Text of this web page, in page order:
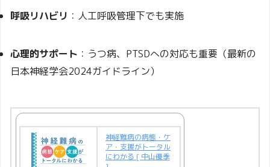
呼吸リハビリ ：人工呼吸管理下でも実施
心理的サポート ：うつ病、PTSDへの対応も重要（最新の
日本神経学会2024ガイドライン）
神経難病の病態・ケ
ア・支援がトータル
にわかる [ 中山優季